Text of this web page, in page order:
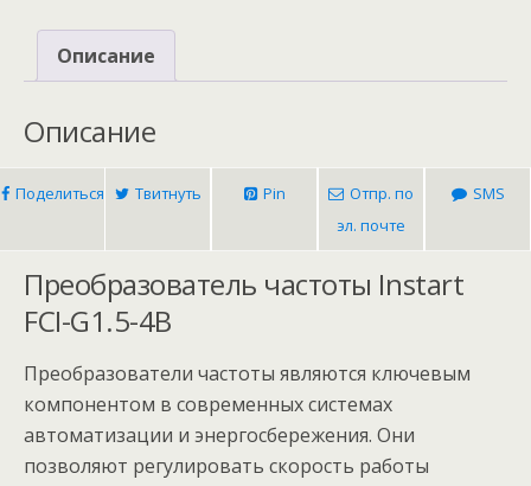
кВт
/
В
Описание
Описание
Поделиться Твитнуть Pin
Отпр. по
эл. почте
SMS
Преобразователь частоты Instart
FCI-G1.5-4B
Преобразователи частоты являются ключевым
компонентом в современных системах
автоматизации и энергосбережения. Они
позволяют регулировать скорость работы